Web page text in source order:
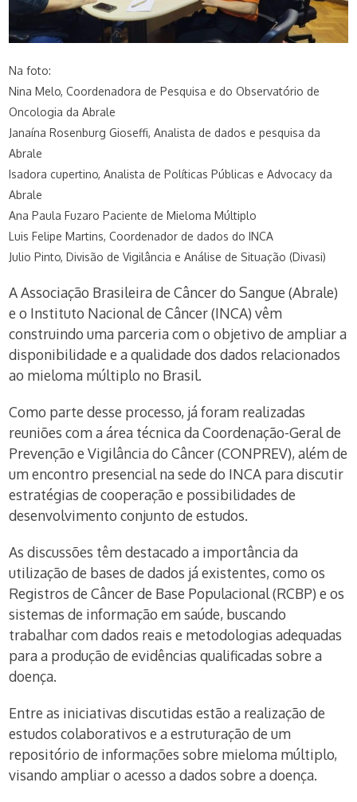
Na foto:
Nina Melo, Coordenadora de Pesquisa e do Observatório de
Oncologia da Abrale
Janaína Rosenburg Gioseffi, Analista de dados e pesquisa da
Abrale
Isadora cupertino, Analista de Políticas Públicas e Advocacy da
Abrale
Ana Paula Fuzaro Paciente de Mieloma Múltiplo
Luis Felipe Martins, Coordenador de dados do INCA
Julio Pinto, Divisão de Vigilância e Análise de Situação (Divasi)
A Associação Brasileira de Câncer do Sangue (Abrale)
e o Instituto Nacional de Câncer (INCA) vêm
construindo uma parceria com o objetivo de ampliar a
disponibilidade e a qualidade dos dados relacionados
ao mieloma múltiplo no Brasil.
Como parte desse processo, já foram realizadas
reuniões com a área técnica da Coordenação-Geral de
Prevenção e Vigilância do Câncer (CONPREV), além de
um encontro presencial na sede do INCA para discutir
estratégias de cooperação e possibilidades de
desenvolvimento conjunto de estudos.
As discussões têm destacado a importância da
utilização de bases de dados já existentes, como os
Registros de Câncer de Base Populacional (RCBP) e os
sistemas de informação em saúde, buscando
trabalhar com dados reais e metodologias adequadas
para a produção de evidências qualificadas sobre a
doença.
Entre as iniciativas discutidas estão a realização de
estudos colaborativos e a estruturação de um
repositório de informações sobre mieloma múltiplo,
visando ampliar o acesso a dados sobre a doença.